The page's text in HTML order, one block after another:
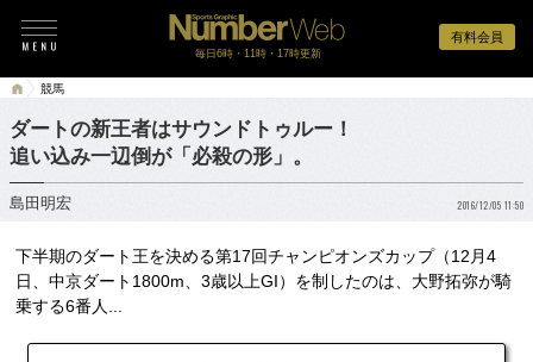
有料会員
毎日6時・11時・17時更新
競馬
ダートの新王者はサウンドトゥルー！
追い込み一辺倒が「必殺の形」。
島田明宏 2016/12/05 11:50
下半期のダート王を決める第17回チャンピオンズカップ（12月4
日、中京ダート1800m、3歳以上GI）を制したのは、大野拓弥が騎
乗する6番人...